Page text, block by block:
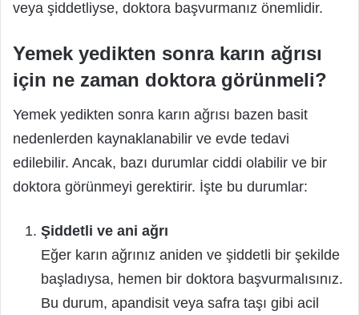
veya şiddetliyse, doktora başvurmanız önemlidir.
Yemek yedikten sonra karın ağrısı
için ne zaman doktora görünmeli?
Yemek yedikten sonra karın ağrısı bazen basit
nedenlerden kaynaklanabilir ve evde tedavi
edilebilir. Ancak, bazı durumlar ciddi olabilir ve bir
doktora görünmeyi gerektirir. İşte bu durumlar:
Şiddetli ve ani ağrı
Eğer karın ağrınız aniden ve şiddetli bir şekilde
başladıysa, hemen bir doktora başvurmalısınız.
Bu durum, apandisit veya safra taşı gibi acil